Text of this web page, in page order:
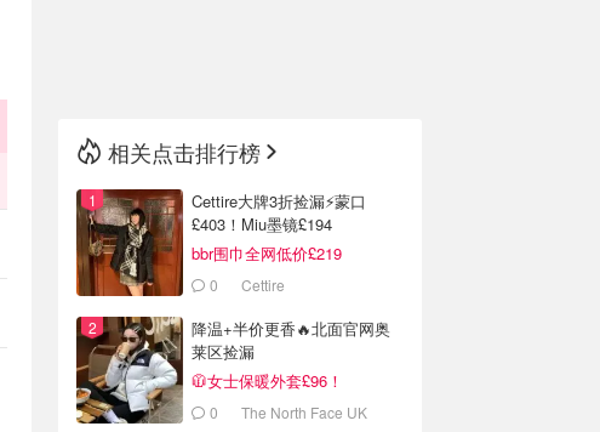
相关点击排行榜
Cettire大牌3折捡漏⚡️蒙口
£403！Miu墨镜£194
bbr围巾全网低价£219
0 Cettire
降温+半价更香🔥北面官网奥
莱区捡漏
🧥女士保暖外套£96！
0 The North Face UK